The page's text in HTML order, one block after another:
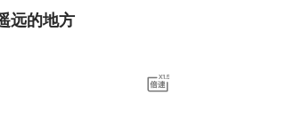
远的地方